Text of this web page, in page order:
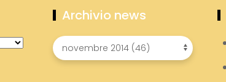
Archivio news